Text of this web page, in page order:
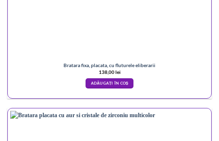
Bratara fixa, placata, cu fluturele eliberarii
138,00lei
ADĂUGAȚI ÎN COȘ